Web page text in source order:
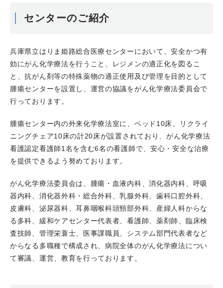
センターのご紹介
兵庫県立はりま姫路総合医療センターにおいて、安全かつ有
効にがん化学療法を行うこと、レジメンの適正化を図るこ
と、抗がん剤等の特殊薬物の適正使用及び管理を目的として
腫瘍センターを設置し、運営の協議をがん化学療法委員会で
行っております。
腫瘍センター内の外来化学療法室に、ベッド10床、リクライ
ニングチェア10床の計20床が設置されており、がん化学療法
看護認定看護師1名を含む6名の看護師で、安心・安全な治療
を提供できるよう努めております。
がん化学療法委員会は、腫瘍・血液内科、消化器内科、呼吸
器内科、消化器外科・総合外科、乳腺外科、歯科口腔外科、
皮膚科、泌尿器科、耳鼻咽喉科頭頸部外科、産婦人科からな
る多科、緩和ケアセンター代表者、看護師、薬剤師、臨床検
査技師、管理栄蓑士、医事課職員、システム部門代表者など
からなる多職種で構成され、病院全体のがん化学療法につい
て審議、運営、教育を行っております。